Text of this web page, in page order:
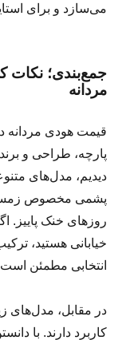
می‌سازد و برای
جمع‌بندی؛ نکات
مردانه
قیمت هودی مردانه
پارچه، طراحی و
دیدیم، مدل‌های
پشمی مخصوص
روزهای خنک پاییز.
خیابانی هستید،
انتخابی مطمئن
در مقابل، مدل‌های
کاربرد دارند. با